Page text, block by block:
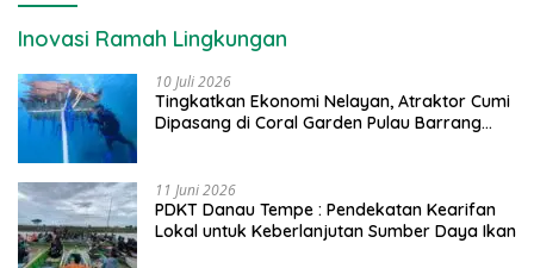
Inovasi Ramah Lingkungan
10 Juli 2026
Tingkatkan Ekonomi Nelayan, Atraktor Cumi
Dipasang di Coral Garden Pulau Barrang
11 Juni 2026
PDKT Danau Tempe : Pendekatan Kearifan
Lokal untuk Keberlanjutan Sumber Daya Ikan